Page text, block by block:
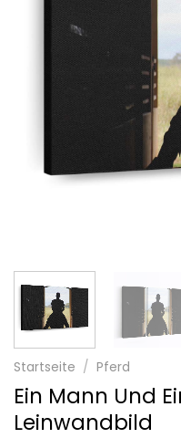
Startseite / Pferd
Ein Mann Und
Leinwandbild